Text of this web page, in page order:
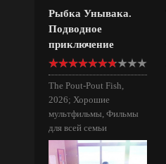
Рыбка Унывака.
Подводное
приключение
The Pout-Pout Fish,
2026; Хорошие
мультфильмы, Фильмы
для всей семьи